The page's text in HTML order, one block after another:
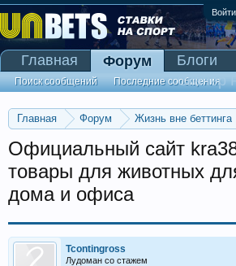
Главная Форум Жизнь вне беттинга
Прогнозы на Олимпийские игры 2016
Официальный сайт
товары для животных
дома и офиса
Tcontingross
Лудоман со стажем
Главная Форум
Поиск сообщений Последние сообщения
Блоги
Сканер